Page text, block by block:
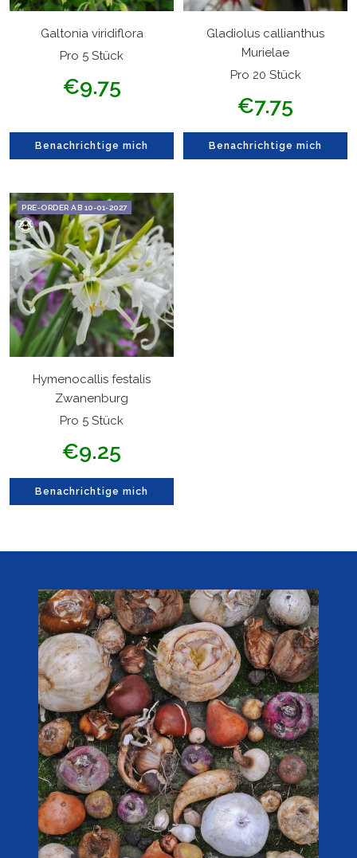
Galtonia viridiflora
Pro 5 Stück
Angebotspreis
€9.75
Benachrichtige mich
Gladiolus callianthus
Murielae
Pro 20 Stück
Angebotspreis
€7.75
Benachrichtige mich
PRE-ORDER AB 10-01-2027
Hymenocallis festalis
Zwanenburg
Pro 5 Stück
Angebotspreis
€9.25
Benachrichtige mich